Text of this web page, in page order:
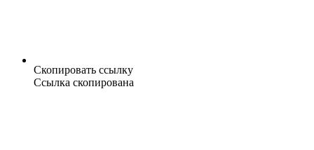
Скопировать ссылку
Ссылка скопирована